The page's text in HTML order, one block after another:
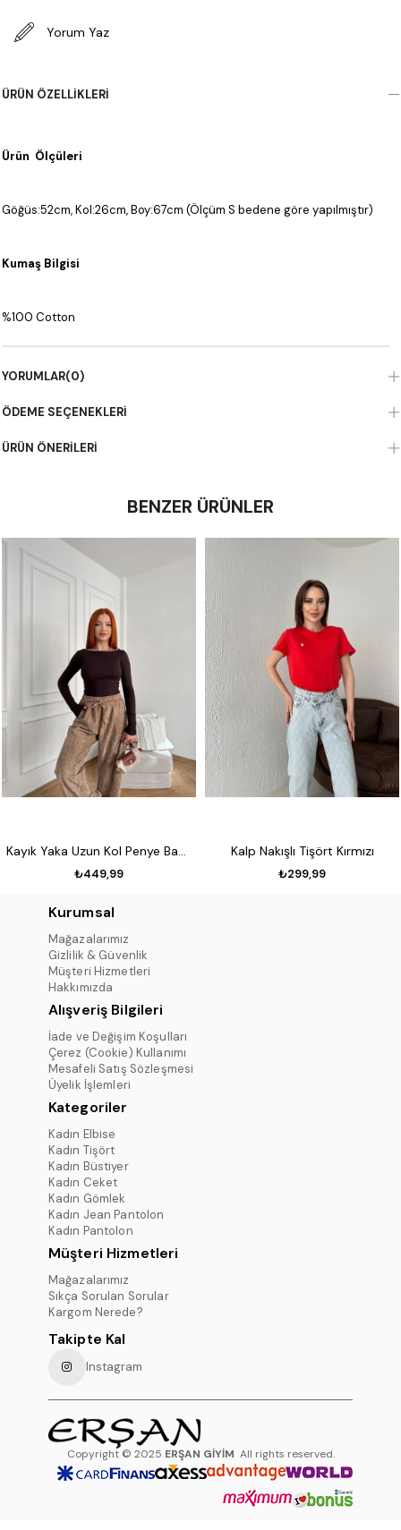
Yorum Yaz
ÜRÜN ÖZELLIKLERI
Ürün Ölçüleri
Göğüs:52cm, Kol:26cm, Boy:67cm (Ölçüm S bedene göre yapılmıştır)
Kumaş Bilgisi
%100 Cotton
YORUMLAR(0)
ÖDEME SEÇENEKLERI
ÜRÜN ÖNERILERI
BENZER ÜRÜNLER
Kayık Yaka Uzun Kol Penye Badi Koyu kahve
₺449,99
Kalp Nakışlı Tişört Kırmızı
₺299,99
Kurumsal
Mağazalarımız
Gizlilik & Güvenlik
Müşteri Hizmetleri
Hakkımızda
Alışveriş Bilgileri
İade ve Değişim Koşulları
Çerez (Cookie) Kullanımı
Mesafeli Satış Sözleşmesi
Üyelik İşlemleri
Kategoriler
Kadın Elbise
Kadın Tişört
Kadın Büstiyer
Kadın Ceket
Kadın Gömlek
Kadın Jean Pantolon
Kadın Pantolon
Müşteri Hizmetleri
Mağazalarımız
Sıkça Sorulan Sorular
Kargom Nerede?
Takipte Kal
Instagram
Copyright © 2025 ERŞAN GİYİM All rights reserved.